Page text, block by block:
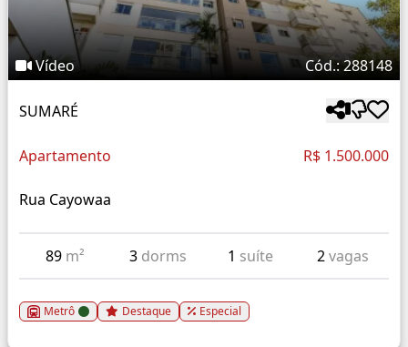
Vídeo Cód.: 288148
SUMARÉ
Apartamento R$ 1.500.000
Rua Cayowaa
89 m² 3 dorms 1 suíte 2vagas
Metrô Destaque Especial